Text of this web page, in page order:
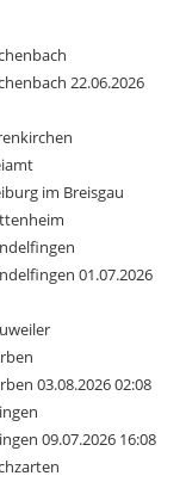
22.06.2026
im Breisgau
01.07.2026
03.08.2026 02:08
09.07.2026 16:08